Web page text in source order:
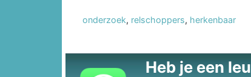
onderzoek, relschoppers, herkenbaar
Heb je een